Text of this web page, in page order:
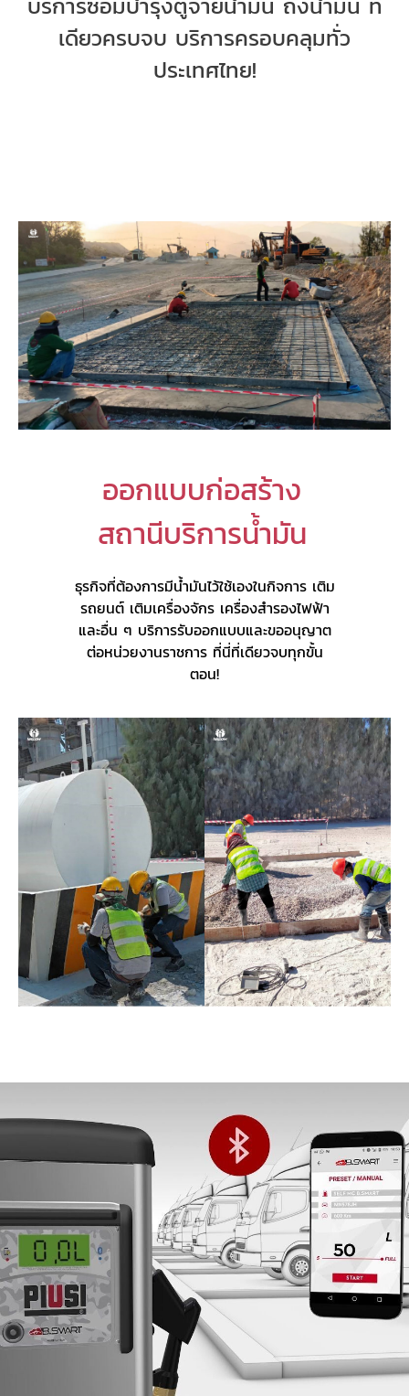
เดียวครบจบ บริการครอบคลุมทั่ว
ประเทศไทย!
ออกแบบก่อสร้าง
สถานีบริการน้ำมัน
ธุรกิจที่ต้องการมีน้ำมันไว้ใช้เองในกิจการ เติม
รถยนต์ เติมเครื่องจักร เครื่องสำรองไฟฟ้า
และอื่น ๆ บริการรับออกแบบและขออนุญาต
ต่อหน่วยงานราชการ ที่นี่ที่เดียวจบทุกขั้น
ตอน!